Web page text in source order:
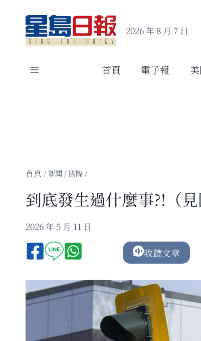
content
2026 年 8 月 7 日
首頁 電子報
/新聞 / 國際 /
到底發生過什麼事?!（見
2026 年 5 月 11 日
收聽文章